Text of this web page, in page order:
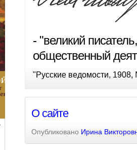
- "великий
общественный
"Русские ведомости,
О сайте
Опубликовано Ирина